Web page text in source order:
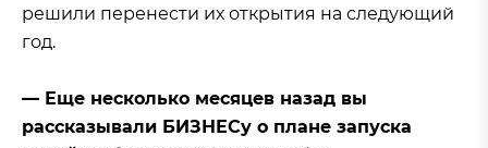
решили перенести их открытия на следующий
год.
— Еще несколько месяцев назад вы
рассказывали БИЗНЕСу о плане запуска